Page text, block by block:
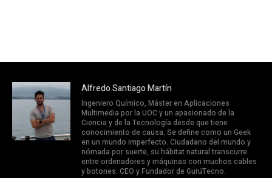
Alfredo Santiago Martín
Ingeniero Químico, Máster en Aplicaciones
Multimedia por la UOC y un apasionado de la
Ciencia y de la Tecnología desde que tiene
conocimiento de causa. Se define como un Geek
en un mundo imperfecto. Ciudadano del mundo y
nómada por suerte, su hábitat natural transcurre
entre ordenadores y máquinas con muchos cables
y botones. CEO y Fundador de GurúTecno.